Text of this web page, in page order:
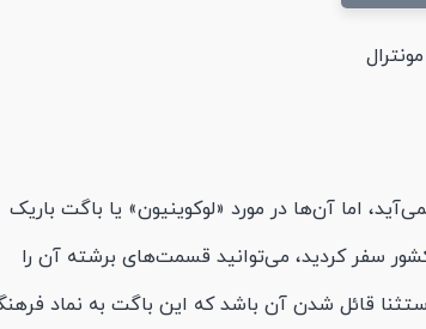
اما آن‌ها در مورد «لوکوینیون» یا باگت باریک
سفر کردید، می‌توانید قسمت‌های برشته آن را
قائل شدن آن باشد که این باگت به نماد